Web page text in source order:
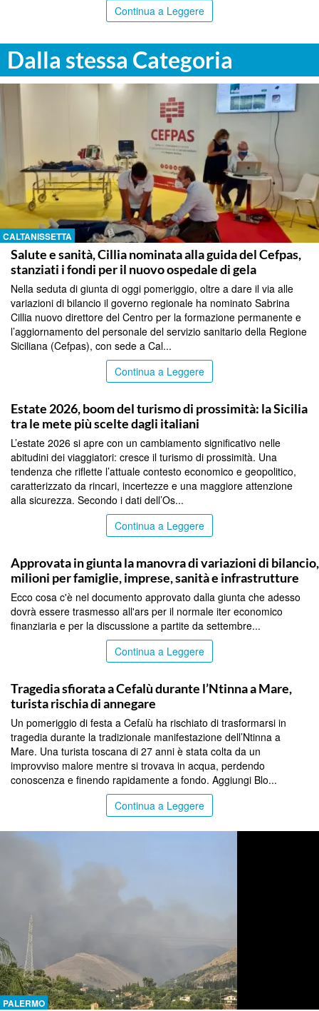
Continua a Leggere
Dalla stessa Categoria
CALTANISSETTA
Salute e sanità, Cillia nominata alla guida del Cefpas,
stanziati i fondi per il nuovo ospedale di gela
Nella seduta di giunta di oggi pomeriggio, oltre a dare il via alle
variazioni di bilancio il governo regionale ha nominato Sabrina
Cillia nuovo direttore del Centro per la formazione permanente e
l’aggiornamento del personale del servizio sanitario della Regione
Siciliana (Cefpas), con sede a Cal...
Continua a Leggere
Estate 2026, boom del turismo di prossimità: la Sicilia
tra le mete più scelte dagli italiani
L’estate 2026 si apre con un cambiamento significativo nelle
abitudini dei viaggiatori: cresce il turismo di prossimità. Una
tendenza che riflette l’attuale contesto economico e geopolitico,
caratterizzato da rincari, incertezze e una maggiore attenzione
alla sicurezza. Secondo i dati dell’Os...
Continua a Leggere
Approvata in giunta la manovra di variazioni di
milioni per famiglie, imprese, sanità e infrastrutture
Ecco cosa c'è nel documento approvato dalla giunta che adesso
dovrà essere trasmesso all'ars per il normale iter economico
finanziaria e per la discussione a partite da settembre...
Continua a Leggere
Tragedia sfiorata a Cefalù durante l’Ntinna a Mare,
turista rischia di annegare
Un pomeriggio di festa a Cefalù ha rischiato di trasformarsi in
tragedia durante la tradizionale manifestazione dell’Ntinna a
Mare. Una turista toscana di 27 anni è stata colta da un
improvviso malore mentre si trovava in acqua, perdendo
conoscenza e finendo rapidamente a fondo. Aggiungi Blo...
Continua a Leggere
PALERMO